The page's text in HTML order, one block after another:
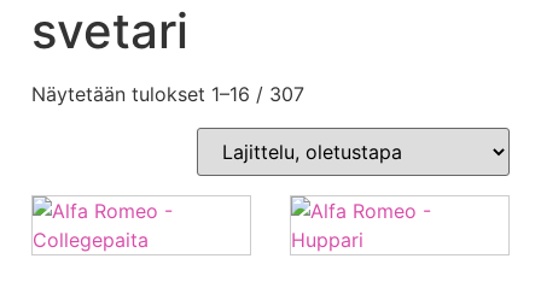
svetari
Näytetään tulokset 1–16 / 307